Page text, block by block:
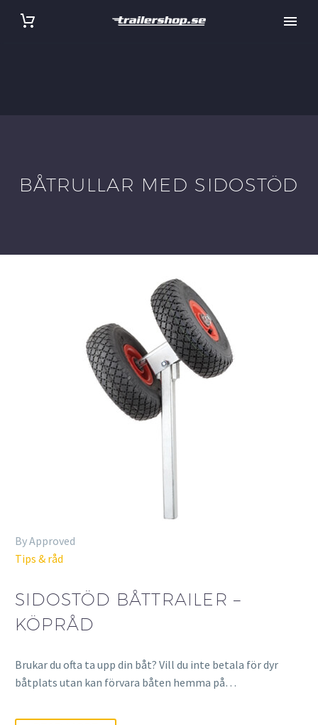
BÅTRULLAR MED SIDOSTÖD
By Approved
Tips & råd
SIDOSTÖD BÅTTRAILER –
KÖPRÅD
Brukar du ofta ta upp din båt? Vill du inte betala för dyr
båtplats utan kan förvara båten hemma på…